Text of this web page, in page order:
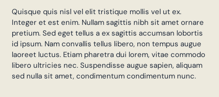
Quisque quis nisl vel elit tristique mollis vel ut ex.
Integer et est enim. Nullam sagittis nibh sit amet ornare
pretium. Sed eget tellus a ex sagittis accumsan lobortis
id ipsum. Nam convallis tellus libero, non tempus augue
laoreet luctus. Etiam pharetra dui lorem, vitae commodo
libero ultricies nec. Suspendisse augue sapien, aliquam
sed nulla sit amet, condimentum condimentum nunc.